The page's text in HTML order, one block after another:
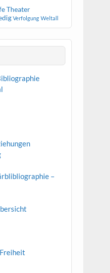
Theater
Verfolgung Weltall
–